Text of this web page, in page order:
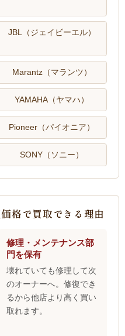
JBL（ジェイビーエル）
Marantz（マランツ）
YAMAHA（ヤマハ）
Pioneer（パイオニア）
SONY（ソニー）
格で買取できる理由
修理・メンテナンス部
門を保有
壊れていても修理して次
のオーナーへ。修復でき
るから他店より高く買い
取れます。